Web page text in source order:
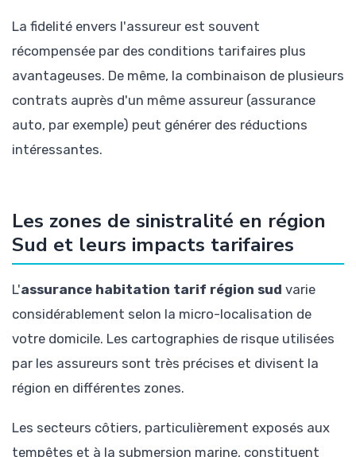
La fidelité envers l'assureur est souvent
récompensée par des conditions tarifaires plus
avantageuses. De même, la combinaison de plusieurs
contrats auprès d'un même assureur (assurance
auto, par exemple) peut générer des réductions
intéressantes.
Les zones de sinistralité en région
Sud et leurs impacts tarifaires
L'assurance habitation tarif région sud varie
considérablement selon la micro-localisation de
votre domicile. Les cartographies de risque utilisées
par les assureurs sont très précises et divisent la
région en différentes zones.
Les secteurs côtiers, particulièrement exposés aux
tempêtes et à la submersion marine, constituent